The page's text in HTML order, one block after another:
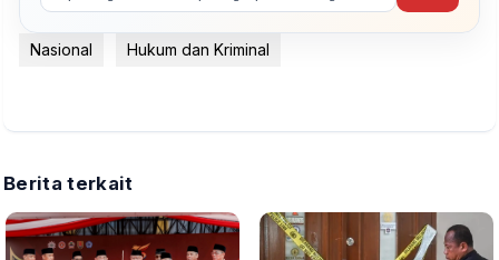
Nasional Hukum dan Kriminal
Berita terkait